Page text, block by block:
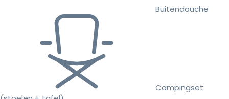
Buitendouche
Campingset